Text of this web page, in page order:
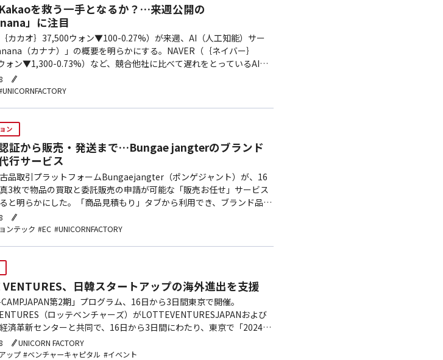
を救う一手となるか？…来週公開の
」に注目
カカオ｝37,500ウォン▼100-0.27%）が来週、AI（人工知能）サー
（カナナ）」の概要を明らかにする。NAVER（｛ネイバー｝
ォン▼1,300-0.73%）など、競合他社に比べて遅れをとっているAI事
変えるための一手だ。キム・ボ…
ン
証から販売・発送まで…Bungae jangterのブランド
行サービス
品取引プラットフォームBungaejangter（ポンゲジャント）が、16
3枚で物品の買取と委託販売の申請が可能な「販売お任せ」サービス
と明らかにした。「商品見積もり」タブから利用でき、ブランド品・
・デジタル機器カテゴリーの商品の内、売りたい物の写真を登録…
ンテック #EC #UNICORNFACTORY
VENTURES、日韓スタートアップの海外進出を支援
CAMPJAPAN第2期」プログラム、16日から3日間東京で開催。
（ロッテベンチャーズ）がLOTTEVENTURESJAPANおよび
済革新センターと共同で、16日から3日間にわたり、東京で「2024L-
第2期」プ…
UNICORN FACTORY
ップ #ベンチャーキャピタル #イベント